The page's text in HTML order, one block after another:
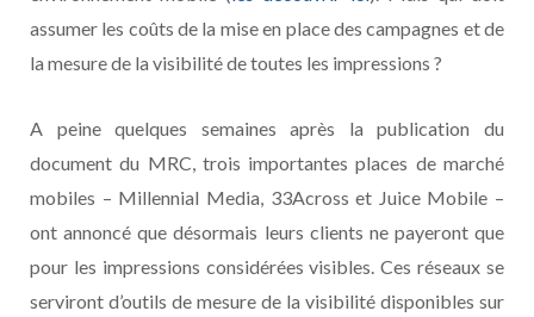
assumer les coûts de la mise en place des campagnes et de
la mesure de la visibilité de toutes les impressions ?
A peine quelques semaines après la publication du
document du MRC, trois importantes places de marché
mobiles – Millennial Media, 33Across et Juice Mobile –
ont annoncé que désormais leurs clients ne payeront que
pour les impressions considérées visibles. Ces réseaux se
serviront d’outils de mesure de la visibilité disponibles sur